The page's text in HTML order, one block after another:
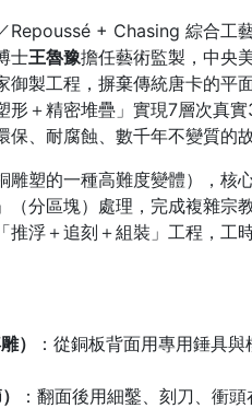
Repoussé + Chasing 綜合工
士王魯豫擔任藝術監製，中央
製工程，摒棄傳統唐卡的平
形＋精密堆疊」實現7層次真
、耐腐蝕、數千年不變質的
雕塑的一種高難度變體），
（分區塊）處理，完成複雜宗
推浮＋追刻＋組裝」工程，工
）
：從銅板背面用專用錘具
：翻面後用細鑿、刻刀、衝